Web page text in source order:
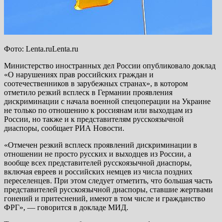
Фото: Lenta.ruLenta.ru
Министерство иностранных дел России опубликовало доклад
«О нарушениях прав российских граждан и
соотечественников в зарубежных странах», в котором
отметило резкий всплеск в Германии проявления
дискриминации с начала военной спецоперации на Украине
не только по отношению к россиянам или выходцам из
России, но также и к представителям русскоязычной
диаспоры, сообщает РИА Новости.
«Отмечен резкий всплеск проявлений дискриминации в
отношении не просто русских и выходцев из России, а
вообще всех представителей русскоязычной диаспоры,
включая евреев и российских немцев из числа поздних
переселенцев. При этом следует отметить, что большая часть
представителей русскоязычной диаспоры, ставшие жертвами
гонений и притеснений, имеют в том числе и гражданство
ФРГ», — говорится в докладе МИД.